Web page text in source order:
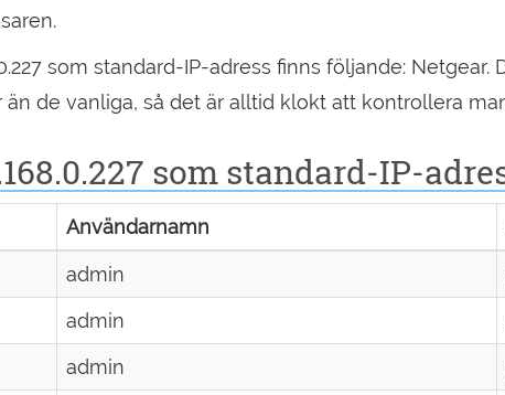
som standard-IP-adress finns följande: Netgear.
de vanliga, så det är alltid klokt att kontrollera
som standard-IP-
Användarnamn
admin
admin
admin